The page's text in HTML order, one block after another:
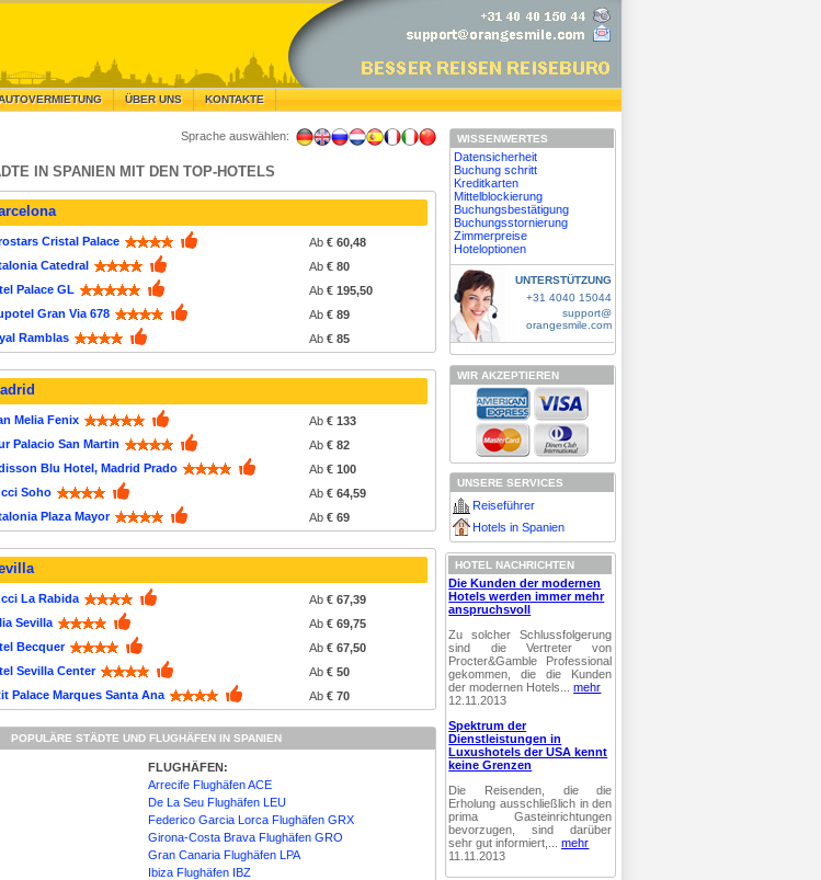
ÜBER UNS KONTAKTE
Sprache auswählen:
IN SPANIEN MIT DEN TOP-HOTELS
Cristal Palace Ab € 60,48
Catedral
Ab € 80
Palace GL
Ab € 195,50
Gran Via 678
Ab € 89
Ramblas
Ab € 85
Melia Fenix Ab € 133
Palacio San Martin
Ab € 82
Blu Hotel, Madrid Prado
Ab € 100
Soho
Ab € 64,59
Plaza Mayor
Ab € 69
La Rabida Ab € 67,39
Sevilla
Ab € 69,75
Becquer
Ab € 67,50
Sevilla Center
Ab € 50
Palace Marques Santa Ana
Ab € 70
POPULÄRE STÄDTE UND FLUGHÄFEN IN SPANIEN
FLUGHÄFEN:
Arrecife Flughäfen ACE
De La Seu Flughäfen LEU
Federico Garcia Lorca Flughäfen GRX
Girona-Costa Brava Flughäfen GRO
Gran Canaria Flughäfen LPA
Ibiza Flughäfen IBZ
WISSENWERTES
Datensicherheit
Buchung schritt
Kreditkarten
Mittelblockierung
Buchungsbestätigung
Buchungsstornierung
Zimmerpreise
Hoteloptionen
UNTERSTÜTZUNG
+31 4040 15044
support@
orangesmile.com
WIR AKZEPTIEREN
UNSERE SERVICES
Reiseführer
Hotels in Spanien
HOTEL NACHRICHTEN
Die Kunden der modernen
Hotels werden immer mehr
anspruchsvoll
Zu solcher Schlussfolgerung
sind die Vertreter von
Procter&Gamble Professional
gekommen, die die Kunden
der modernen Hotels...mehr
12.11.2013
Spektrum der
Dienstleistungen in
Luxushotels der USA kennt
keine Grenzen
Die Reisenden, die die
Erholung ausschließlich in den
prima Gasteinrichtungen
bevorzugen, sind darüber
sehr gut informiert,...mehr
11.11.2013